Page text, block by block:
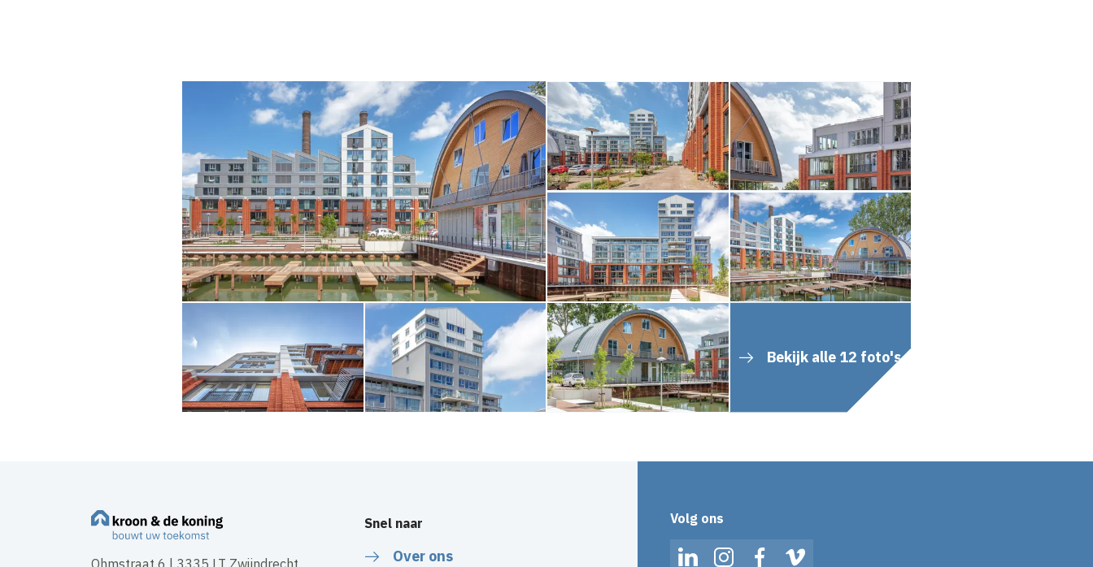
Bekijk alle 12 foto's
Ohmstraat 6 | 3335 LT Zwijndrecht
Snel naar
Over ons
Volg ons